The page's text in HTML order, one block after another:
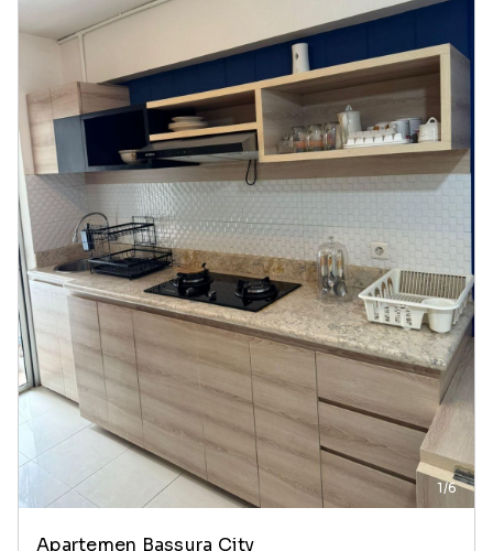
1/6
Apartemen Bassura City